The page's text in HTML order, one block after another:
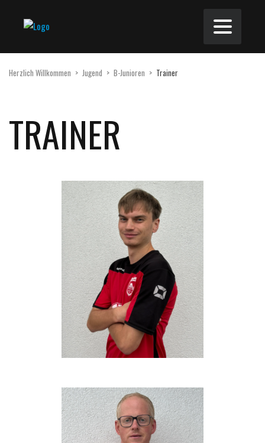
Herzlich Willkommen > Jugend > B-Junioren > Trainer
TRAINER